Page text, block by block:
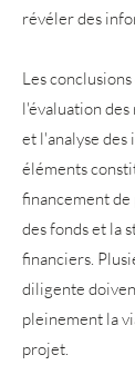
révéler des
Les
l'évaluation des
et l'analyse des
éléments
financement
des fonds et la
financiers.
diligente
pleinement la
projet.